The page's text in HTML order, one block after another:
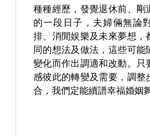
種種經歷，發覺退休前、剛
的一段日子，夫婦倆無論
排、消閒娱樂及未來夢想，
同的想法及做法，這些可能
變化而作出調適和改動。只
感彼此的轉變及需要，調整
合，我們定能續譜幸福婚姻